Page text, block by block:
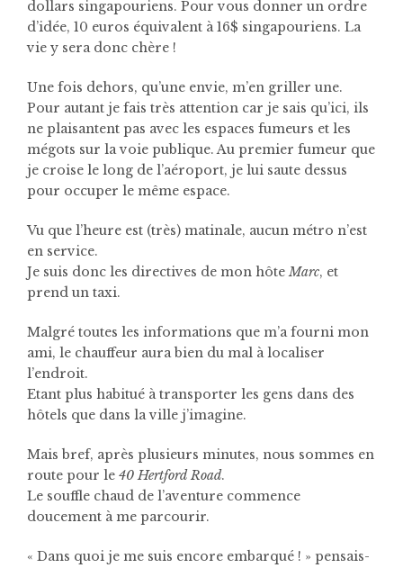
dollars singapouriens. Pour vous donner un ordre
d’idée, 10 euros équivalent à 16$ singapouriens. La
vie y sera donc chère !
Une fois dehors, qu’une envie, m’en griller une.
Pour autant je fais très attention car je sais qu’ici, ils
ne plaisantent pas avec les espaces fumeurs et les
mégots sur la voie publique. Au premier fumeur que
je croise le long de l’aéroport, je lui saute dessus
pour occuper le même espace.
Vu que l’heure est (très) matinale, aucun métro n’est
en service.
Je suis donc les directives de mon hôteMarc, et
prend un taxi.
Malgré toutes les informations que m’a fourni mon
ami, le chauffeur aura bien du mal à localiser
l’endroit.
Etant plus habitué à transporter les gens dans des
hôtels que dans la ville j’imagine.
Mais bref, après plusieurs minutes, nous sommes en
route pour le 40 Hertford Road.
Le souffle chaud de l’aventure commence
doucement à me parcourir.
« Dans quoi je me suis encore embarqué ! » pensais-